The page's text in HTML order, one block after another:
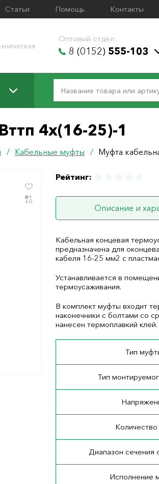
Статьи Помощь Контакты
Оптовый отдел:
8 (0152) 555-103
4х(16-25)-1
/ Кабельные муфты / Муфта
Рейтинг:
Описание и
Кабельная концевая
предназначена для
кабеля 16-25 мм2 с
Устанавливается в
термоусаживания.
В комплект муфты входит
наконечники с болтами со
нанесен термоплавкий клей.
Тип
Тип
Диапазон сечения
Исполнение